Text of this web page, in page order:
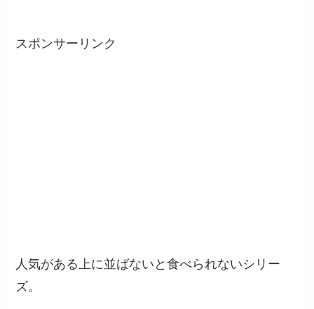
スポンサーリンク
人気がある上に並ばないと食べられないシリー
ズ。